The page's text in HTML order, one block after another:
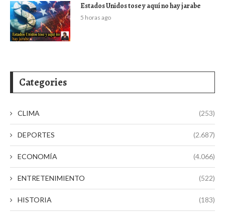
Estados Unidos tose y aquí no hay jarabe
5 horas ago
Categories
CLIMA (253)
DEPORTES (2.687)
ECONOMÍA (4.066)
ENTRETENIMIENTO (522)
HISTORIA (183)